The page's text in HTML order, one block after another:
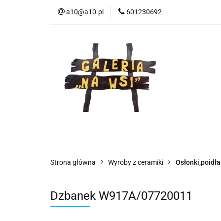
a10@a10.pl 601230692
Strona główna Wyroby z ceramiki Osłonki,poidła
Dzbanek W917A/07720011